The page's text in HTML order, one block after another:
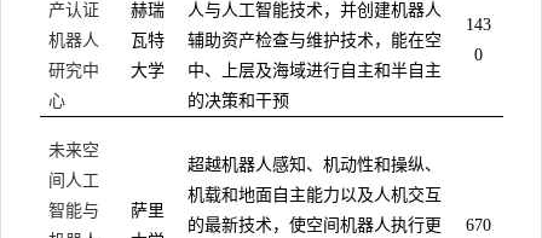
产认证
机器人
研究中
心
赫瑞
瓦特
大学
人与人工智能技术，并创建机器人
辅助资产检查与维护技术，能在空
中、上层及海域进行自主和半自主
的决策和干预
143
0
未来空
间人工
智能与
萨里
超越机器人感知、机动性和操纵、
机载和地面自主能力以及人机交互
的最新技术，使空间机器人执行更
670